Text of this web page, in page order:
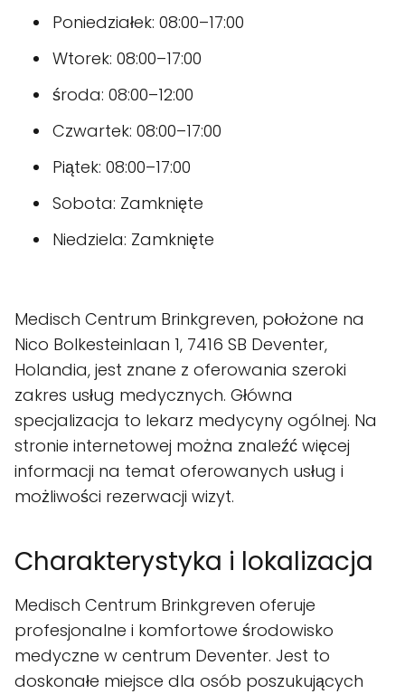
Poniedziałek: 08:00–17:00
Wtorek: 08:00–17:00
środa: 08:00–12:00
Czwartek: 08:00–17:00
Piątek: 08:00–17:00
Sobota: Zamknięte
Niedziela: Zamknięte
Medisch Centrum Brinkgreven, położone na
Nico Bolkesteinlaan 1, 7416 SB Deventer,
Holandia, jest znane z oferowania szeroki
zakres usług medycznych. Główna
specjalizacja to lekarz medycyny ogólnej. Na
stronie internetowej można znaleźć więcej
informacji na temat oferowanych usług i
możliwości rezerwacji wizyt.
Charakterystyka i lokalizacja
Medisch Centrum Brinkgreven oferuje
profesjonalne i komfortowe środowisko
medyczne w centrum Deventer. Jest to
doskonałe miejsce dla osób poszukujących